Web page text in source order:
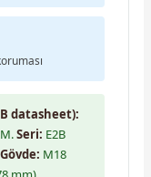
datasheet):
Seri: E2B
Gövde: M18